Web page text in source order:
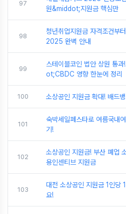
97
원&middot;지원금 핵심만
98
청년취업지원금 자격조건부
2025 완벽 안내
99
스테이블코인 법안 상원 통
ot;CBDC 영향 한눈에 정리
100 소상공인 지원금 확대! 배드
101
숙박세일페스타로 여름국내
기!
102
소상공인 지원금! 부산 폐업
용인센티브 지원금
103
대전 소상공인 지원금 1인당
요!